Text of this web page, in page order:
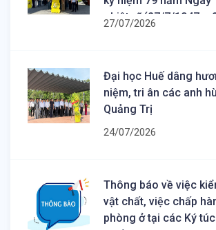
- Liệt sĩ (27/7/1947 –
27/07/2026
Đại học Huế dâng
niệm, tri ân các anh
Quảng Trị
24/07/2026
Thông báo về việc
vật chất, việc chấp
phòng ở tại các Ký